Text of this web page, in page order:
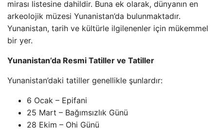
mirası listesine dahildir. Buna ek olarak, dünyanın en
arkeolojik müzesi Yunanistan’da bulunmaktadır.
Yunanistan, tarih ve kültürle ilgilenenler için mükemmel
bir yer.
Yunanistan’da Resmi Tatiller ve Tatiller
Yunanistan’daki tatiller genellikle şunlardır:
6 Ocak – Epifani
25 Mart – Bağımsızlık Günü
28 Ekim – Ohi Günü